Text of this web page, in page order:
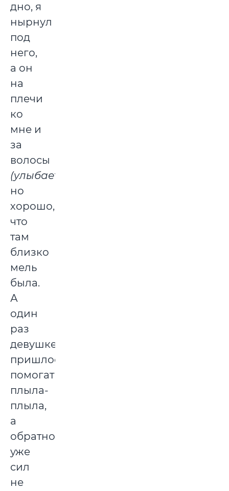
дно, я
нырнул
под
него,
а он
на
плечи
ко
мне и
за
волосы
(улыбается)
но
хорошо,
что
там
близко
мель
была.
А
один
раз
девушке
пришлось
помогать:
плыла-
плыла,
а
обратно
уже
сил
не